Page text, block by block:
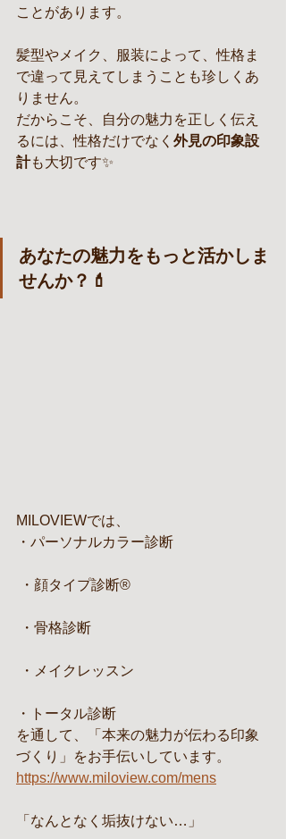
ことがあります。
髪型やメイク、服装によって、性格ま
で違って見えてしまうことも珍しくあ
りません。
だからこそ、自分の魅力を正しく伝え
るには、性格だけでなく 外見の印象設
計も大切です✨
あなたの魅力をもっと活かしま
せんか？💄
MILOVIEWでは、
・パーソナルカラー診断
・顔タイプ診断®
・骨格診断
・メイクレッスン
・トータル診断
を通して、「本来の魅力が伝わる印象
づくり」をお手伝いしています。
https://www.miloview.com/mens
「なんとなく垢抜けない…」